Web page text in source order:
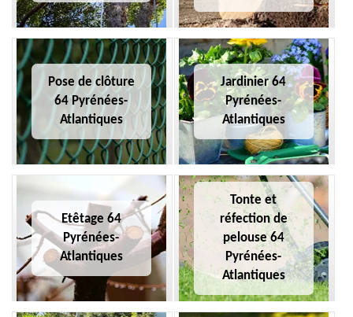
Pose de clôture
64 Pyrénées-
Atlantiques
Jardinier 64
Pyrénées-
Atlantiques
Etêtage 64
Pyrénées-
Atlantiques
Tonte et
réfection de
pelouse 64
Pyrénées-
Atlantiques